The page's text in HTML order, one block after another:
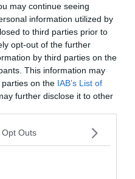
may continue seeing
information utilized by
to third parties prior to
opt-out of the further
by third parties on the
This information may
on the IAB’s List of
further disclose it to other
Outs
S rózsává
alföld
A